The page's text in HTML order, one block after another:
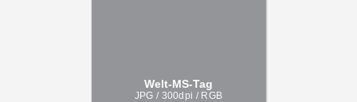
Welt-MS-Tag
JPG / 300dpi / RGB